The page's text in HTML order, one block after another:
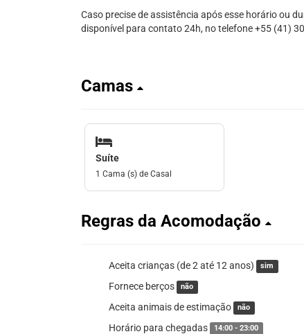
Caso precise de assistência após esse horário ou
disponível para contato 24h, no telefone +55 (41)
Camas
Suíte
1 Cama (s) de Casal
Regras da Acomodação
Aceita crianças (de 2 até 12 anos) sim
Fornece berços não
Aceita animais de estimação não
Horário para chegadas 14:00 - 23:00